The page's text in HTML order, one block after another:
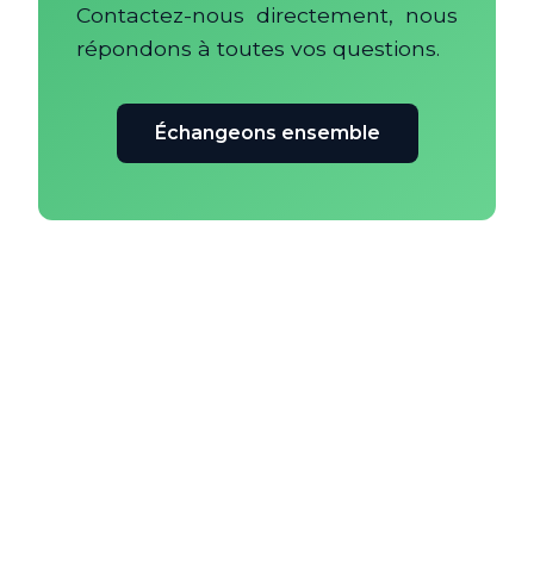
Contactez-nous directement, nous
répondons à toutes vos questions.
Échangeons ensemble